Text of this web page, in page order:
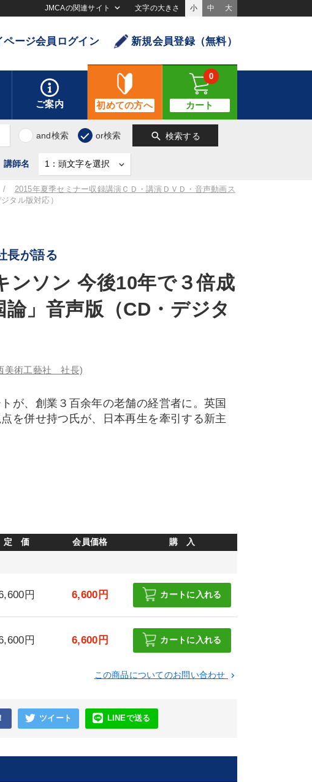
JMCAの関連サイト 文字の大きさ 小 中 大
ページ会員ログイン 新規会員登録（無料）
ご案内 初めての方へ カート
0
and検索 or検索 search 検索する
講師名
2015年夏季セミナー収録講演ＣＤ・講演ＤＶＤ・音声動画ス
タル版対応）
長が語る
ンソン 今後10年で３倍成
」音声版（CD・デジタ
美術工藝社 社長)
が、創業３百余年の老舗の経営者に。英国
を併せ持つ氏が、日本再生を牽引する新主
定 価 会員価格 購 入
円 6,600円 カートに入れる
円 6,600円 カートに入れる
この商品についてのお問い合わせ keyboard_arrow_right
ツイート LINEで送る